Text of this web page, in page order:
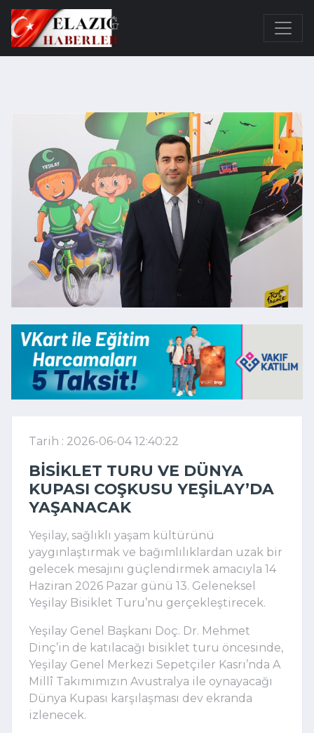
Tarih : 2026-06-04 12:40:22
BISIKLET TURU VE DÜNYA
KUPASI COŞKUSU YEŞILAY’DA
YAŞANACAK
Yeşilay, sağlıklı yaşam kültürünü
yaygınlaştırmak ve bağımlılıklardan uzak bir
gelecek mesajını güçlendirmek amacıyla 14
Haziran 2026 Pazar günü 13. Geleneksel
Yeşilay Bisiklet Turu’nu gerçekleştirecek.
Yeşilay Genel Başkanı Doç. Dr. Mehmet
Dinç’in de katılacağı bisiklet turu öncesinde,
Yeşilay Genel Merkezi Sepetçiler Kasrı’nda A
Millî Takımımızın Avustralya ile oynayacağı
Dünya Kupası karşılaşması dev ekranda
izlenecek.